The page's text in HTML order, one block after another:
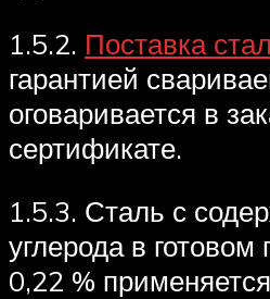
1.5.2. Поставка
гарантией
оговаривается в
сертификате.
1.5.3. Сталь с
углерода в готовом
0,22 %